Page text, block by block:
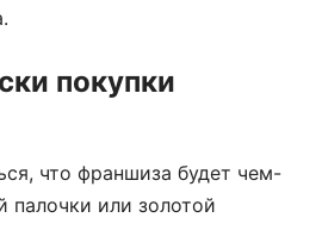
покупки
что франшиза будет чем-
палочки или золотой